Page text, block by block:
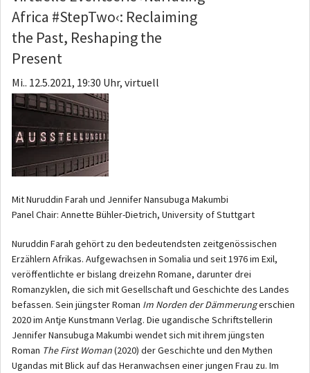
Africa #StepTwo‹: Reclaiming
the Past, Reshaping the
Present
Mi.. 12.5.2021, 19:30 Uhr, virtuell
Mit Nuruddin Farah und Jennifer Nansubuga Makumbi
Panel Chair: Annette Bühler-Dietrich, University of Stuttgart
Nuruddin Farah gehört zu den bedeutendsten zeitgenössischen
Erzählern Afrikas. Aufgewachsen in Somalia und seit 1976 im Exil,
veröffentlichte er bislang dreizehn Romane, darunter drei
Romanzyklen, die sich mit Gesellschaft und Geschichte des Landes
befassen. Sein jüngster Roman Im Norden der Dämmerungerschien
2020 im Antje Kunstmann Verlag. Die ugandische Schriftstellerin
Jennifer Nansubuga Makumbi wendet sich mit ihrem jüngsten
Roman The First Woman(2020) der Geschichte und den Mythen
Ugandas mit Blick auf das Heranwachsen einer jungen Frau zu. Im